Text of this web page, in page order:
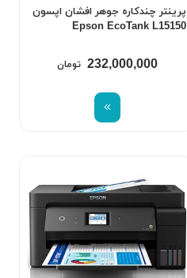
پرینتر چندکاره جوهر افشان اپسون
Epson EcoTank L15150
232,000,000 تومان